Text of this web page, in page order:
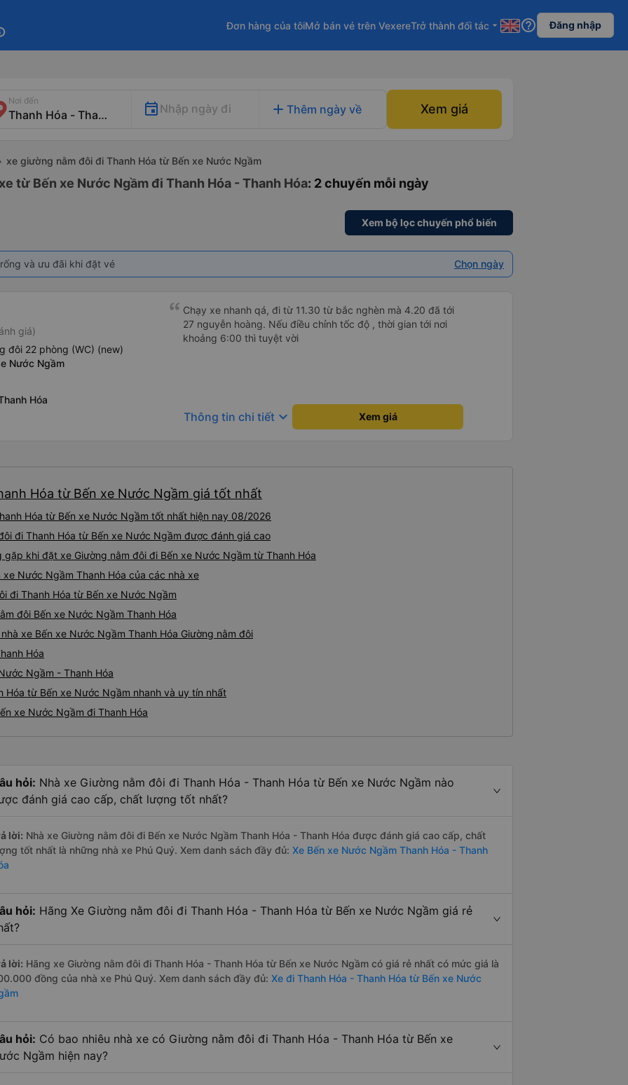
Đơn hàng của tôiMở bán vé trên VexereTrở thành đối tác arrow_drop_down help_outline Đăng nhập
Nơi đến
Nhập ngày đi add Thêm ngày về Xem giá
xe giường nằm đôi đi Thanh Hóa từ Bến xe Nước Ngầm
từ Bến xe Nước Ngầm đi Thanh Hóa - Thanh Hóa: 2 chuyến mỗi ngày
Xem bộ lọc chuyến phổ biến
và ưu đãi khi đặt vé Chọn ngày
giá)
đôi 22 phòng (WC) (new)
Nước Ngầm
Hóa
Chạy xe nhanh qá, đi từ 11.30 từ bắc nghèn mà 4.20 đã tới
27 nguyễn hoàng. Nếu điều chỉnh tốc độ , thời gian tới nơi
khoảng 6:00 thì tuyệt vời
Thông tin chi tiết keyboard_arrow_down Xem giá
Hóa từ Bến xe Nước Ngầm giá tốt nhất
Hóa từ Bến xe Nước Ngầm tốt nhất hiện nay 08/2026
đi Thanh Hóa từ Bến xe Nước Ngầm được đánh giá cao
khi đặt xe Giường nằm đôi đi Bến xe Nước Ngầm từ Thanh Hóa
Nước Ngầm Thanh Hóa của các nhà xe
đi Thanh Hóa từ Bến xe Nước Ngầm
đôi Bến xe Nước Ngầm Thanh Hóa
xe Bến xe Nước Ngầm Thanh Hóa Giường nằm đôi
Hóa
Ngầm - Thanh Hóa
Hóa từ Bến xe Nước Ngầm nhanh và uy tín nhất
xe Nước Ngầm đi Thanh Hóa
hỏi: Nhà xe Giường nằm đôi đi Thanh Hóa - Thanh Hóa từ Bến xe Nước Ngầm nào
đánh giá cao cấp, chất lượng tốt nhất?
lời: Nhà xe Giường nằm đôi đi Bến xe Nước Ngầm Thanh Hóa - Thanh Hóa được đánh giá cao cấp, chất
tốt nhất là những nhà xe Phú Quý. Xem danh sách đầy đủ: Xe Bến xe Nước Ngầm Thanh Hóa - Thanh
hỏi: Hãng Xe Giường nằm đôi đi Thanh Hóa - Thanh Hóa từ Bến xe Nước Ngầm giá rẻ
lời: Hãng xe Giường nằm đôi đi Thanh Hóa - Thanh Hóa từ Bến xe Nước Ngầm có giá rẻ nhất có mức giá là
đồng của nhà xe Phú Quý. Xem danh sách đầy đủ: Xe đi Thanh Hóa - Thanh Hóa từ Bến xe Nước
hỏi: Có bao nhiêu nhà xe có Giường nằm đôi đi Thanh Hóa - Thanh Hóa từ Bến xe
Ngầm hiện nay?